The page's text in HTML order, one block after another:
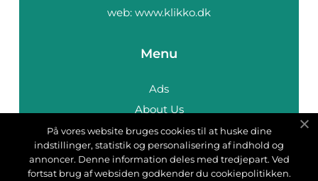
web: www.klikko.dk
Menu
Ads
About Us
Cookies
Contact
Sitemap
På vores website bruges cookies til at huske dine
indstillinger, statistik og personalisering af indhold og
annoncer. Denne information deles med tredjepart. Ved
fortsat brug af websiden godkender du cookiepolitikken.